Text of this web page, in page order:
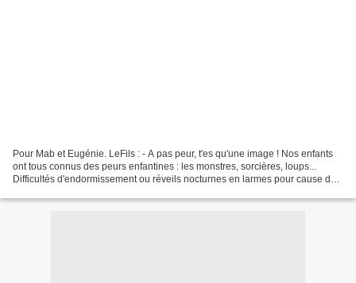
Pour Mab et Eugénie. LeFils : - A pas peur, t'es qu'une image ! Nos enfants
ont tous connus des peurs enfantines : les monstres, sorcières, loups...
Difficultés d'endormissement ou réveils nocturnes en larmes pour cause de